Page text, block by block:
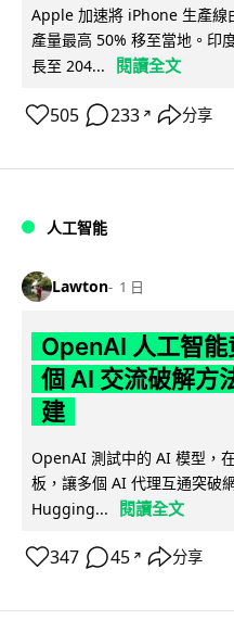
Apple 加速將 iPhone 生產線
產量最高 50% 移至當地。印
長至 204...
閱讀全文
505 233 ↗ 分享
人工智能
Lawton 1 日
OpenAI 人工智
個 AI 交流破解方
建
OpenAI 測試中的 AI 模型，
板，讓多個 AI 代理互通突破
Hugging...
閱讀全文
347 45 ↗ 分享